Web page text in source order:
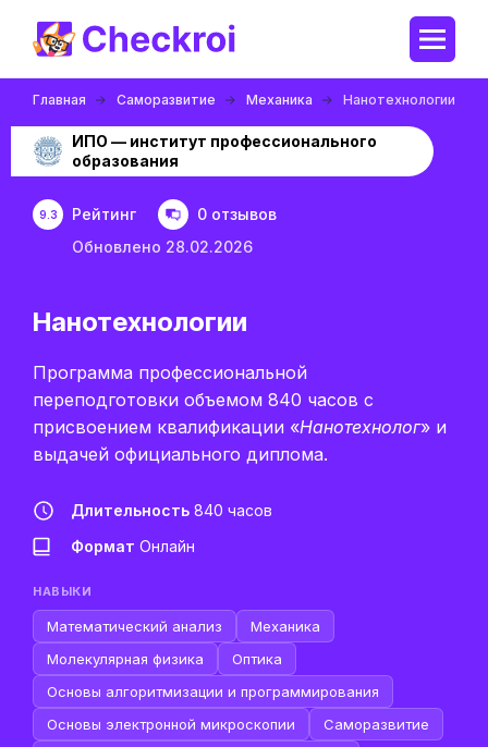
Главная Саморазвитие Механика Нанотехнологии
ИПО — институт профессионального
образования
9.3 Рейтинг
0 отзывов
Обновлено 28.02.2026
Нанотехнологии
Программа профессиональной
переподготовки объемом 840 часов с
присвоением квалификации «Нанотехнолог» и
выдачей официального диплома.
Длительность 840 часов
Формат Онлайн
НАВЫКИ
Математический анализ
Механика
Молекулярная физика
Оптика
Основы алгоритмизации и программирования
Основы электронной микроскопии
Саморазвитие